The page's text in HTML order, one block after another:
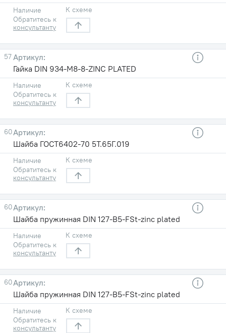
Наличие
Обратитесь к
консультанту
К схеме
57
Гайка DIN 934-M8-8-ZINC PLATED
Наличие
Обратитесь к
консультанту
К схеме
60
Шайба ГОСТ6402-70 5T.65Г.019
Наличие
Обратитесь к
консультанту
К схеме
60
Шайба пружинная DIN 127-B5-FSt-zinc plated
Наличие
Обратитесь к
консультанту
К схеме
60
Шайба пружинная DIN 127-B5-FSt-zinc plated
Наличие
Обратитесь к
консультанту
К схеме